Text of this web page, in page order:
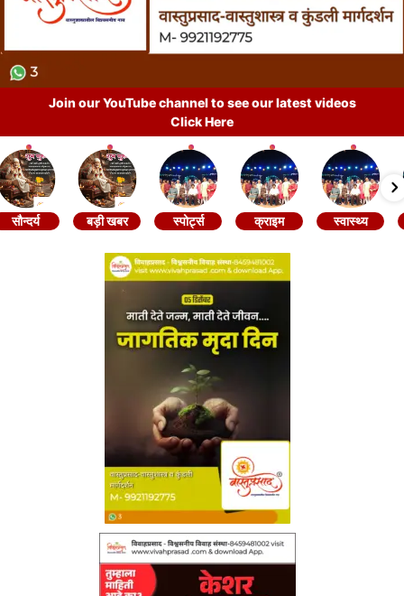
Join our YouTube channel to see our latest videos
Click Here
सौन्दर्य बड़ी खबर स्पोर्ट्स क्राइम स्वास्थ्य